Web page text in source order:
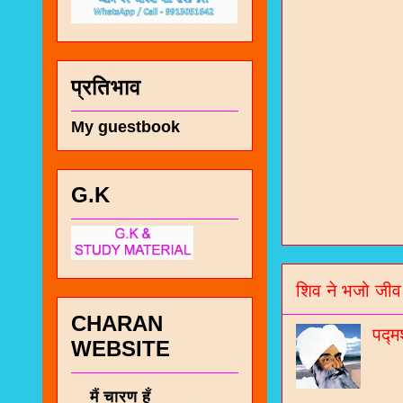
शिव ने भजो जीव
प्रतिभाव
My guestbook
G.K
CHARAN
WEBSITE
मैं चारण हूँ